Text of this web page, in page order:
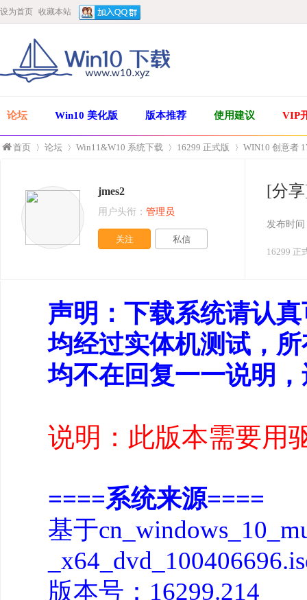
设为首页 收藏本站
论坛 Win10 美化版 版本推荐 使用建议 VIP
首页
»
论坛 Win11&W10 系统下载
›
16299 正式版 WIN10 创意者
[分
发布时间
16299 正
jmes2
用户头衔： 管理员
关注 私信
声明：下载系统请认
均经过实体机测试，
均不在回复一一说明
说明：此版本需要用
====系统来源====
基于
版本号：16299.214